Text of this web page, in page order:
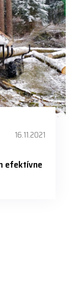
16.11.2021
efektívne